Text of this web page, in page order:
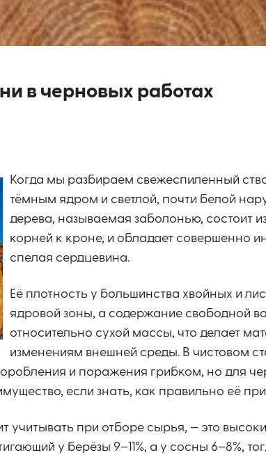
в черновых работах
Когда мы разбираем свежеспиленный
тёмным ядром и светлой, почти белой
дерева, называемая заболонью, состоит
корней к кроне, и обладает совершенно
спелая сердцевина.
Её плотность у большинства хвойных и
ядровой зоны, а содержание свободной
относительно сухой массы, что делает
изменениям внешней среды. В чистовом
и поражения грибком, но для
если знать, как правильно её
учитывать при отборе сырья, — это
у берёзы 9–11%, а у сосны 6–8%,